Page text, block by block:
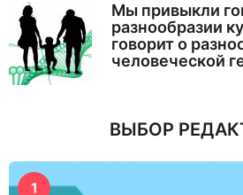
Мы привыкли
разнообразии
говорит о
человеческой
ВЫБОР
1